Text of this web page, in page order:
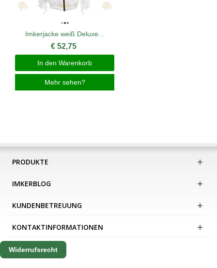
Imkerjacke weiß Deluxe...
€ 52,75
In den Warenkorb
Mehr sehen?
PRODUKTE
IMKERBLOG
KUNDENBETREUUNG
KONTAKTINFORMATIONEN
Widerrufsrecht